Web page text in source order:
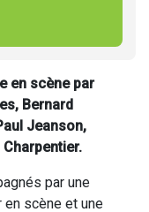
en scène par
Bernard
Jeanson,
par une
scène et une